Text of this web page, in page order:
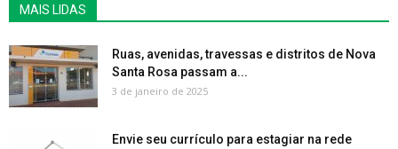
MAIS LIDAS
Ruas, avenidas, travessas e distritos de Nova
Santa Rosa passam a...
3 de janeiro de 2025
Envie seu currículo para estagiar na rede